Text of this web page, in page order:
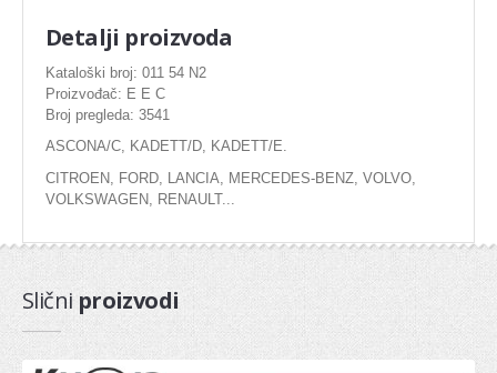
DIHTUNG
Dihtung glave
Dihtung izduva
Dihtung komplet
Dihtung poklopca
Dihtung dekle lanca
PRIPREMA GORIVA
Detalji proizvoda
Kataloški broj: 011 54 N2
Proizvođač: E E C
Broj pregleda: 3541
ASCONA/C, KADETT/D, KADETT/E.
CITROEN, FORD, LANCIA, MERCEDES-BENZ, VOLVO,
VOLKSWAGEN, RENAULT...
Slični proizvodi